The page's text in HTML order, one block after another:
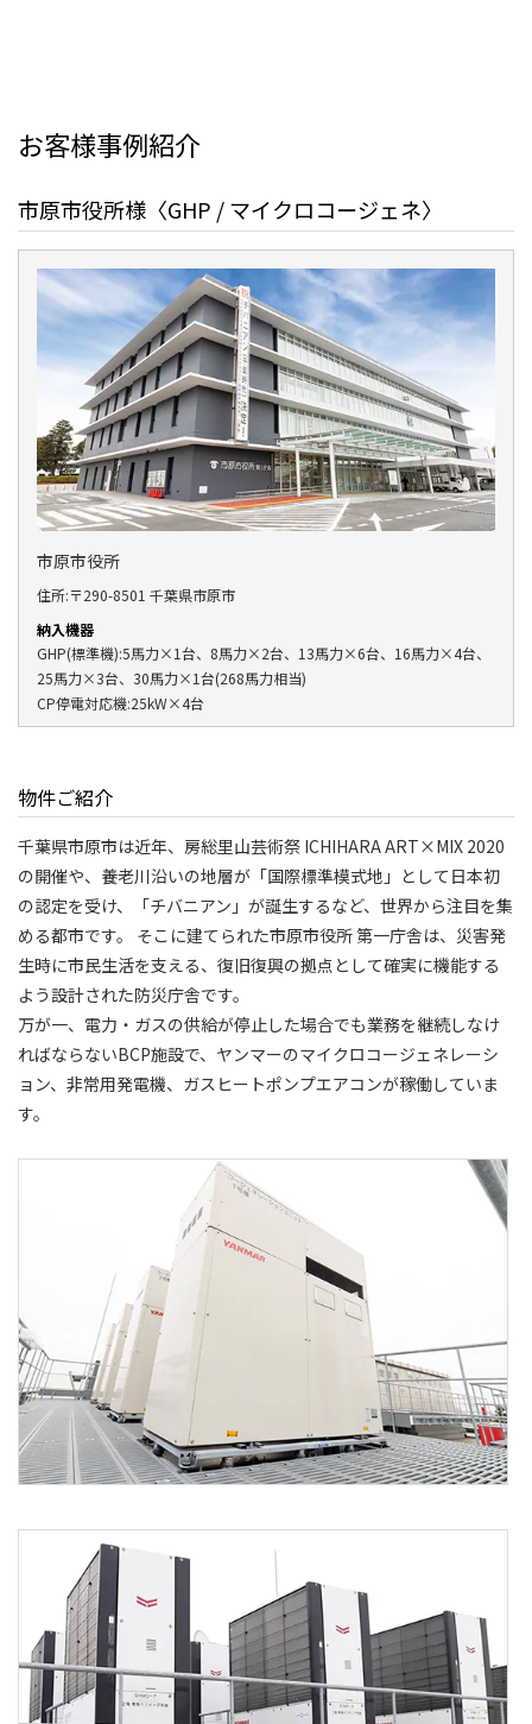
お客様事例紹介
市原市役所様〈GHP / マイクロコージェネ〉
市原市役所
住所:〒290-8501 千葉県市原市
納入機器
GHP(標準機):5馬力×1台、8馬力×2台、13馬力×6台、16馬力×4台、
25馬力×3台、30馬力×1台(268馬力相当)
CP停電対応機:25kW×4台
物件ご紹介
千葉県市原市は近年、房総里山芸術祭 ICHIHARA ART×MIX 2020
の開催や、養老川沿いの地層が「国際標準模式地」として日本初
の認定を受け、「チバニアン」が誕生するなど、世界から注目を集
める都市です。 そこに建てられた市原市役所 第一庁舎は、災害発
生時に市民生活を支える、復旧復興の拠点として確実に機能する
よう設計された防災庁舎です。
万が一、電力・ガスの供給が停止した場合でも業務を継続しなけ
ればならないBCP施設で、ヤンマーのマイクロコージェネレーシ
ョン、非常用発電機、ガスヒートポンプエアコンが稼働していま
す。